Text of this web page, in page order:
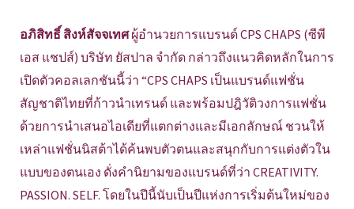
อภิสิทธิ์ สิงห์สัจจเทศผู้อำนวยการแบรนด์ CPS CHAPS (ซีพี
เอส แชปส์) บริษัท ยัสปาล จำกัด กล่าวถึงแนวคิดหลักในการ
เปิดตัวคอลเลกชันนี้ว่า “CPS CHAPS เป็นแบรนด์แฟชั่น
สัญชาติไทยที่ก้าวนำเทรนด์ และพร้อมปฎิวัติวงการแฟชั่น
ด้วยการนำเสนอไอเดียที่แตกต่างและมีเอกลักษณ์ ชวนให้
เหล่าแฟชั่นนิสต้าได้ค้นพบตัวตนและสนุกกับการแต่งตัวใน
แบบของตนเอง ดั่งคำนิยามของแบรนด์ที่ว่า CREATIVITY.
PASSION. SELF. โดยในปีนี้นับเป็นปีแห่งการเริ่มต้นใหม่ของ